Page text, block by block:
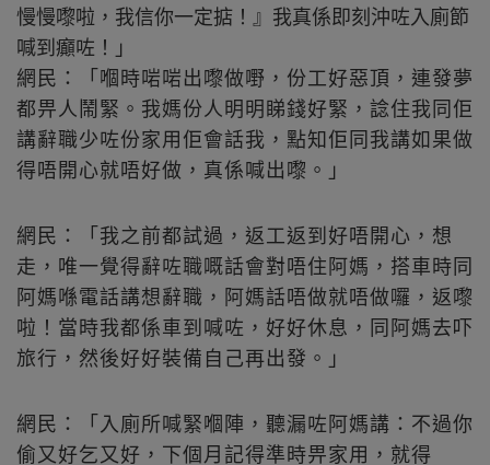
慢慢嚟啦，我信你一定掂！』我真係即刻沖咗入廁節
喊到癲咗！」
網民：「嗰時啱啱出嚟做嘢，份工好惡頂，連發夢
都畀人鬧緊。我媽份人明明睇錢好緊，諗住我同佢
講辭職少咗份家用佢會話我，點知佢同我講如果做
得唔開心就唔好做，真係喊出嚟。」
網民：「我之前都試過，返工返到好唔開心，想
走，唯一覺得辭咗職嘅話會對唔住阿媽，搭車時同
阿媽喺電話講想辭職，阿媽話唔做就唔做囉，返嚟
啦！當時我都係車到喊咗，好好休息，同阿媽去吓
旅行，然後好好裝備自己再出發。」
網民：「入廁所喊緊嗰陣，聽漏咗阿媽講：不過你
偷又好乞又好，下個月記得準時畀家用，就得